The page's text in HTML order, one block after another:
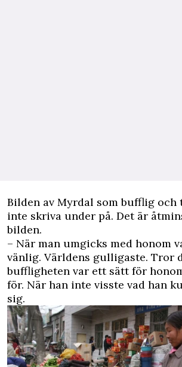
Bilden av Myrdal som bufflig
inte skriva under på. Det är
bilden.
– När man umgicks med honom
vänlig. Världens gulligaste. Tror
buffligheten var ett sätt för
för. När han inte visste vad han
sig.